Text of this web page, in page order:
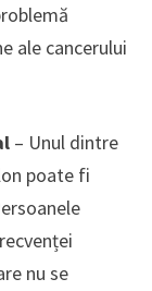
ale cancerului
– Unul dintre
poate fi
nu se